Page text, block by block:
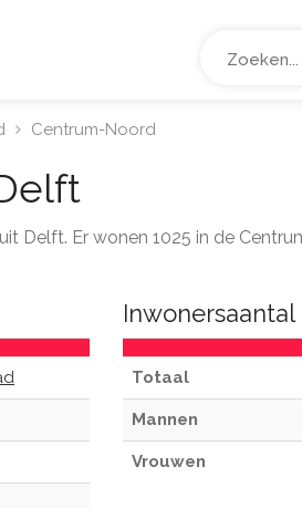
Centrum-Noord
Delft. Er wonen 1025 in de
Inwonersaantal
Totaal
Mannen
Vrouwen